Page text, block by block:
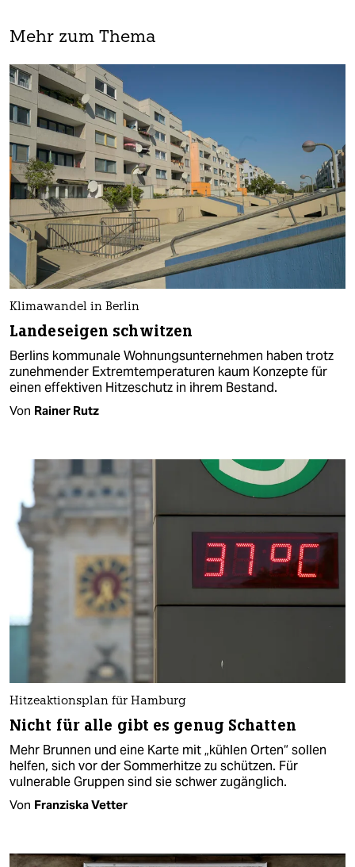
Mehr zum Thema
Klimawandel in Berlin
Landeseigen schwitzen
Berlins kommunale Wohnungsunternehmen haben trotz
zunehmender Extremtemperaturen kaum Konzepte für
einen effektiven Hitzeschutz in ihrem Bestand.
Von Rainer Rutz
Hitzeaktionsplan für Hamburg
Nicht für alle gibt es genug Schatten
Mehr Brunnen und eine Karte mit „kühlen Orten“ sollen
helfen, sich vor der Sommerhitze zu schützen. Für
vulnerable Gruppen sind sie schwer zugänglich.
Von Franziska Vetter